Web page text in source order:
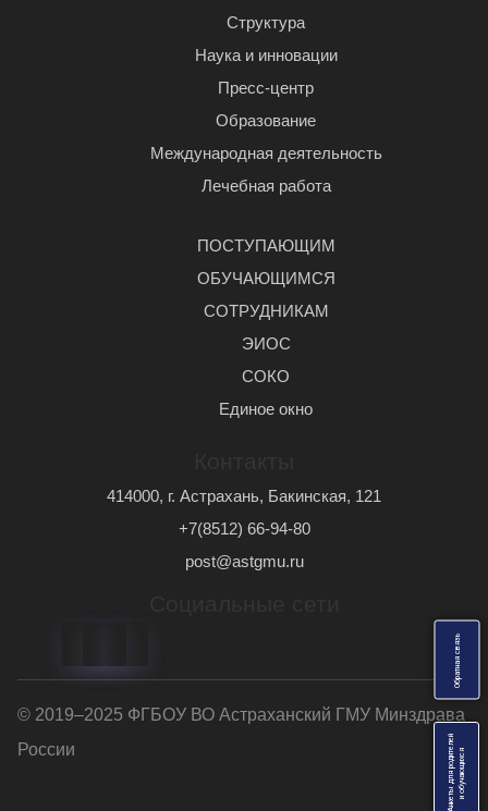
О
б
р
а
т
н
а
я
с
в
я
з
ь
Анкеты для родителей иобучающихс
я
Структура
Наука и инновации
Пресс-центр
Образование
Международная деятельность
Лечебная работа
ПОСТУПАЮЩИМ
ОБУЧАЮЩИМСЯ
СОТРУДНИКАМ
ЭИОС
СОКО
Единое окно
414000, г. Астрахань, Бакинская, 121
+7(8512) 66-94-80
post@astgmu.ru
© 2019–2025 ФГБОУ ВО Астраханский ГМУ Минздрава
России